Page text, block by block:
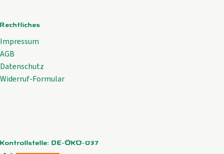
Rechtliches
Impressum
AGB
Datenschutz
Widerruf-Formular
Kontrollstelle: DE-ÖKO-037